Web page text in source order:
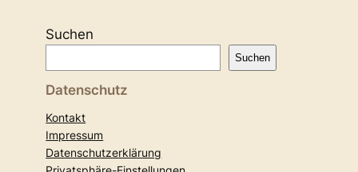
Suchen
Suchen
Datenschutz
Kontakt
Impressum
Datenschutzerklärung